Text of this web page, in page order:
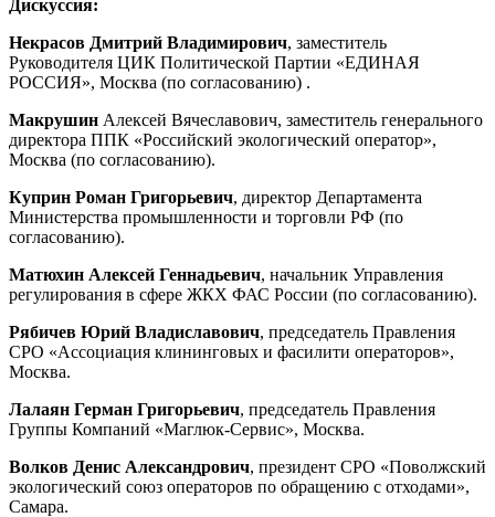
Дискуссия:
Некрасов Дмитрий Владимирович, заместитель
Руководителя ЦИК Политической Партии «ЕДИНАЯ
РОССИЯ», Москва (по согласованию) .
Макрушин Алексей Вячеславович, заместитель генерального
директора ППК «Российский экологический оператор»,
Москва (по согласованию).
Куприн Роман Григорьевич, директор Департамента
Министерства промышленности и торговли РФ (по
согласованию).
Матюхин Алексей Геннадьевич, начальник Управления
регулирования в сфере ЖКХ ФАС России (по согласованию).
Рябичев Юрий Владиславович, председатель Правления
СРО «Ассоциация клининговых и фасилити операторов»,
Москва.
Лалаян Герман Григорьевич, председатель Правления
Группы Компаний «Маглюк-Сервис», Москва.
Волков Денис Александрович, президент СРО «Поволжский
экологический союз операторов по обращению с отходами»,
Самара.